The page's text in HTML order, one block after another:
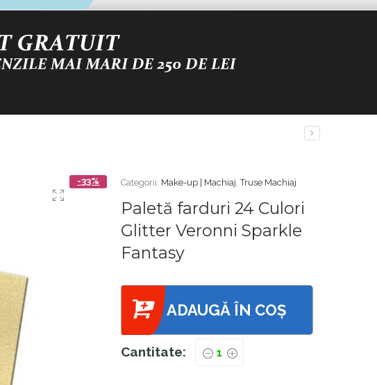
-33% Categorii: Make-up | Machiaj,Truse Machiaj
Paletă farduri 24 Culori
Glitter Veronni Sparkle
Fantasy
ADAUGĂ ÎN COȘ
Cantitate: